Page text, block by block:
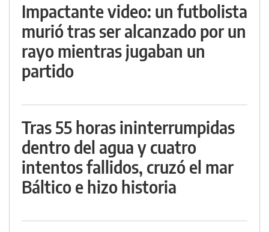
Impactante video: un futbolista
murió tras ser alcanzado por un
rayo mientras jugaban un
partido
Tras 55 horas ininterrumpidas
dentro del agua y cuatro
intentos fallidos, cruzó el mar
Báltico e hizo historia